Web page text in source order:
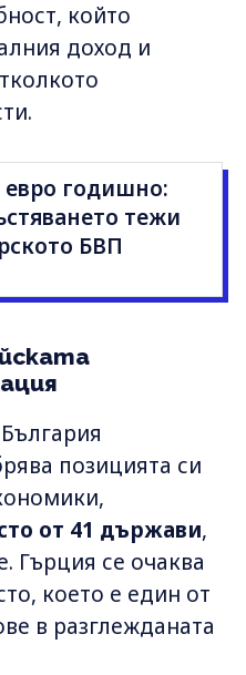
който
доход и
евро годишно:
тежи
БВП
позицията си
от 41 държави,
Гърция се очаква
което е един от
в разглежданата